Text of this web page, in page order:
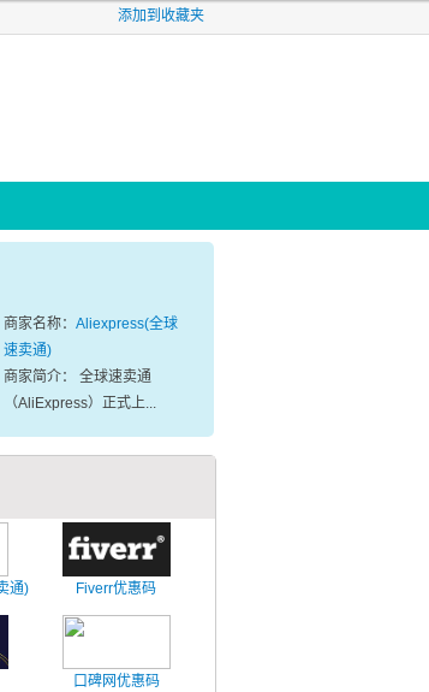
添加到收藏夹
商家名称： Aliexpress(全球
速卖通)
商家简介： 全球速卖通
（AliExpress）正式上...
通)
Fiverr优惠码
口碑网优惠码